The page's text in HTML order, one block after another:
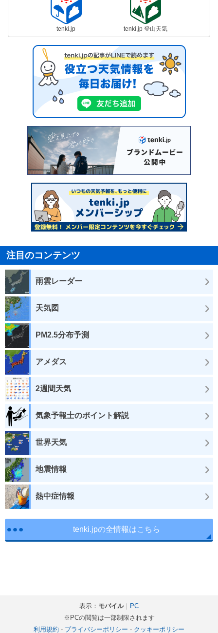
tenki.jp tenki.jp 登山天気
注目のコンテンツ
雨雲レーダー
天気図
PM2.5分布予測
アメダス
2週間天気
気象予報士のポイント解説
世界天気
地震情報
熱中症情報
tenki.jpの全情報はこちら
表示： モバイル｜
PC
※PCの閲覧は一部制限されます
利用規約 - プライバシーポリシー - クッキーポリシー